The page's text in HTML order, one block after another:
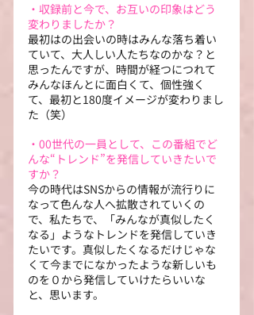
・収録前と今で、お互いの印象はどう
変わりましたか？
最初はの出会いの時はみんな落ち着い
ていて、大人しい人たちなのかな？と
思ったんですが、時間が経つにつれて
みんなほんとに面白くて、個性強く
て、最初と180度イメージが変わりまし
た（笑）
・00世代の一員として、この番組でど
んな“トレンド”を発信していきたいで
すか？
今の時代はSNSからの情報が流行りに
なって色んな人へ拡散されていくの
で、私たちで、「みんなが真似したく
なる」ようなトレンドを発信していき
たいです。真似したくなるだけじゃな
くて今までになかったような新しいも
のを０から発信していけたらいいな
と、思います。